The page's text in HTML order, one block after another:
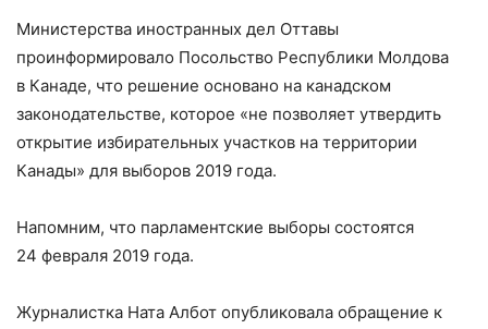
Министерства иностранных дел Оттавы
проинформировало Посольство Республики Молдова
в Канаде, что решение основано на канадском
законодательстве, которое «не позволяет утвердить
открытие избирательных участков на территории
Канады» для выборов 2019 года.
Напомним, что парламентские выборы состоятся
24 февраля 2019 года.
Журналистка Ната Албот опубликовала обращение к